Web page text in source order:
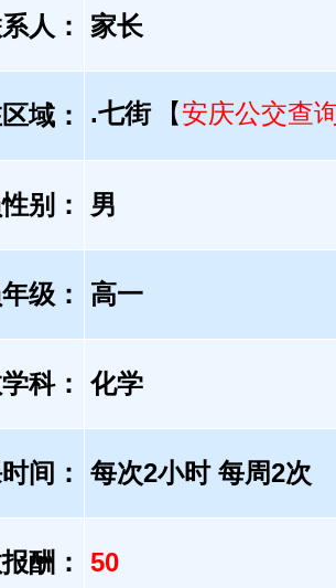
人： 家长
域： .七街 【安庆公交查
别： 男
级： 高一
科： 化学
间： 每次2小时 每周2次
酬： 50